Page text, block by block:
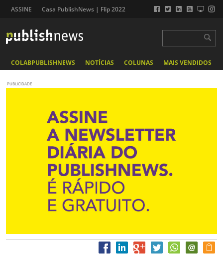
ASSINE Casa PublishNews | Flip 2022
COLABPUBLISHNEWS NOTÍCIAS COLUNAS MAIS VENDIDOS
PUBLICIDADE